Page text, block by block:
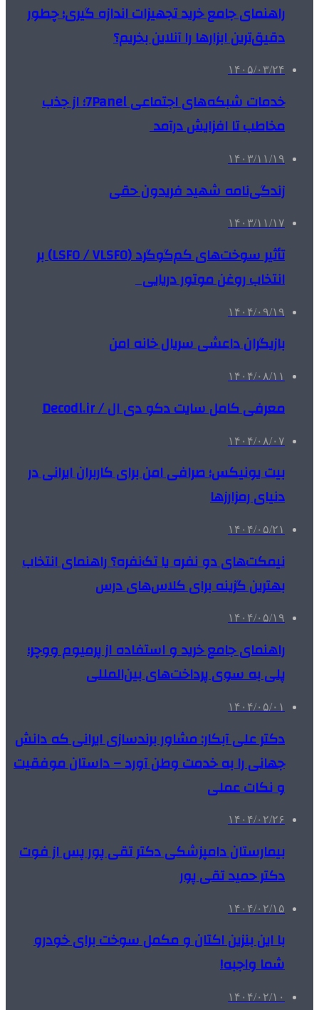
راهنمای جامع خرید تجهیزات اندازه گیری؛ چطور
دقیق‌ترین ابزارها را آنلاین بخریم؟
۱۴۰۵/۰۳/۲۴
خدمات شبکه‌های اجتماعی 7Panel؛ از جذب
مخاطب تا افزایش درآمد
۱۴۰۳/۱۱/۱۹
زندگی‌نامه شهید فریدون حقی
۱۴۰۳/۱۱/۱۷
تأثیر سوخت‌های کم‌گوگرد (LSFO / VLSFO) بر
انتخاب روغن موتور دریایی
۱۴۰۴/۰۹/۱۹
بازیگران داعشی سریال خانه امن
۱۴۰۴/۰۸/۱۱
معرفی کامل سایت دکو دی ال / Decodl.ir
۱۴۰۴/۰۸/۰۷
بیت یونیکس؛ صرافی امن برای کاربران ایرانی در
دنیای رمزارزها
۱۴۰۴/۰۵/۲۱
نیمکت‌های دو نفره یا تک‌نفره؟ راهنمای انتخاب
بهترین گزینه برای کلاس‌های درس
۱۴۰۴/۰۵/۱۹
راهنمای جامع خرید و استفاده از پرمیوم ووچر؛
پلی به سوی پرداخت‌های بین‌المللی
۱۴۰۴/۰۵/۰۱
دکتر علی آبکار: مشاور برندسازی ایرانی که دانش
جهانی را به خدمت وطن آورد – داستان موفقیت
و نکات عملی
۱۴۰۴/۰۲/۲۶
بیمارستان دامپزشکی دکتر تقی پور پس از فوت
دکتر حمید تقی پور
۱۴۰۴/۰۲/۱۵
با این بنزین اکتان و مکمل سوخت برای خودرو
شما واجبه!
۱۴۰۴/۰۲/۱۰